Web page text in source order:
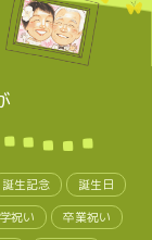
誕生記念
誕生日
祝い
卒業祝い